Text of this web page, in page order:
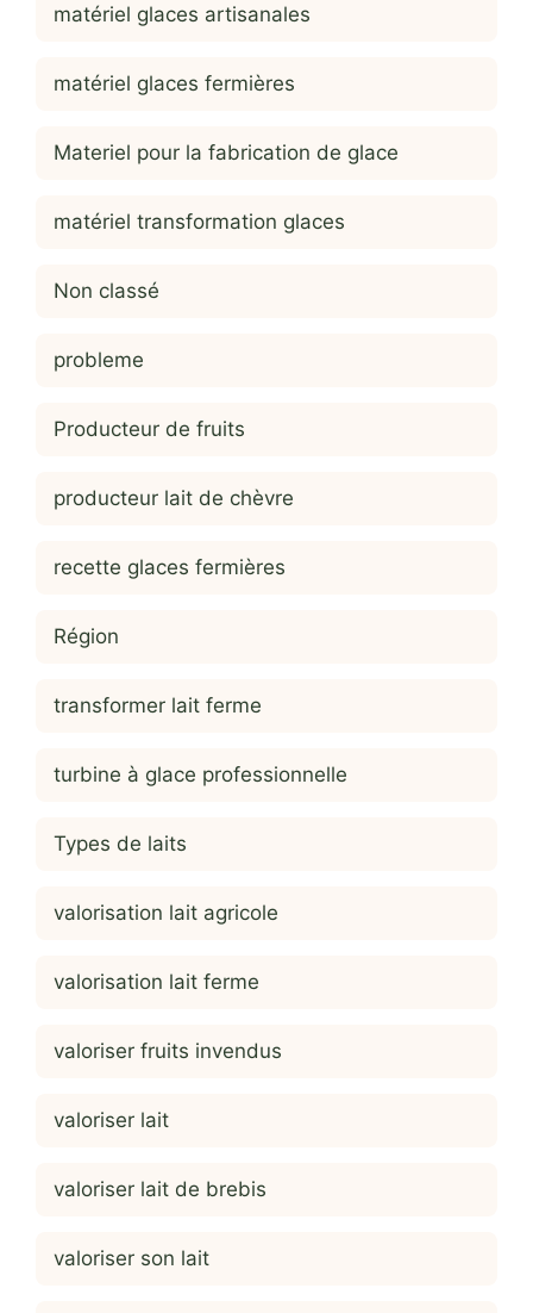
matériel glaces artisanales
matériel glaces fermières
Materiel pour la fabrication de glace
matériel transformation glaces
Non classé
probleme
Producteur de fruits
producteur lait de chèvre
recette glaces fermières
Région
transformer lait ferme
turbine à glace professionnelle
Types de laits
valorisation lait agricole
valorisation lait ferme
valoriser fruits invendus
valoriser lait
valoriser lait de brebis
valoriser son lait